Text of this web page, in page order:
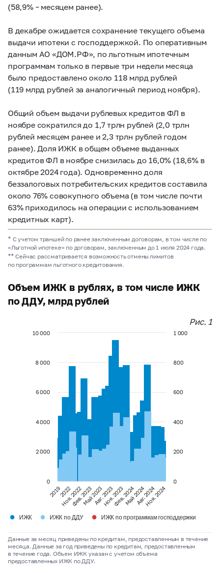
(58,9% –месяцем ранее).
В декабре ожидается сохранение текущего объема
выдачи ипотеки с господдержкой. По оперативным
данным АО «ДОМ.РФ», по льготным ипотечным
программам только в первые три недели месяца
было предоставлено около 118 млрд рублей
(119 млрд рублей за аналогичный период ноября).
Общий объем выдачи рублевых кредитов ФЛ в
ноябре сократился до 1,7 трлн рублей (2,0 трлн
рублей месяцем ранее и 2,3 трлн рублей годом
ранее). Доля ИЖК в общем объеме выданных
кредитов ФЛ в ноябре снизилась до 16,0% (18,6% в
октябре 2024 года). Одновременно доля
беззалоговых потребительских кредитов составила
около 76% совокупного объема (в том числе почти
63% приходилось на операции с использованием
кредитных карт).
* С учетом траншей по ранее заключенным договорам, в том числе по
«Льготной ипотеке» по договорам, заключенным до 1 июля 2024 года.
**Сейчас рассматривается возможность отмены лимитов
по программам льготного кредитования.
Объем ИЖК в рублях, в том числе ИЖК
по ДДУ, млрд рублей
Рис. 1
2019Ноя. 2022Май 2023Ноя. 2023Май 2024Ноя. 2024
2022Фев. 2023Авг. 2023Фев. 2024Авг. 2024
0
2 000
4 000
6 000
8 000
10 000
0
200
400
600
800
1 000
● ИЖК ● ИЖК по ДДУ ● ИЖК по программам господдержки
Данные за месяц приведены по кредитам, предоставленным в течение
месяца. Данные за год приведены по кредитам, предоставленным
в течение года. Объем ИЖК указан с учетом объема
предоставленных ИЖК по ДДУ.